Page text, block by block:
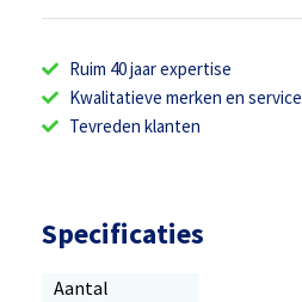
Ruim 40 jaar expertise
Kwalitatieve merken en service
Tevreden klanten
Specificaties
Aantal